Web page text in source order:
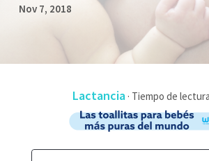
Nov 7, 2018
Lactancia·